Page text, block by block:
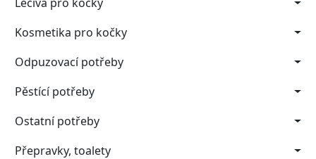
Kosmetika pro kočky
Odpuzovací potřeby
Pěstící potřeby
Ostatní potřeby
Přepravky, toalety